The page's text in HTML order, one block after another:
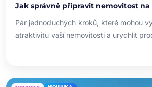
Jak správně připravit nemovitost
Pár jednoduchých kroků, které mohou
atraktivitu vaší nemovitosti a urychlit